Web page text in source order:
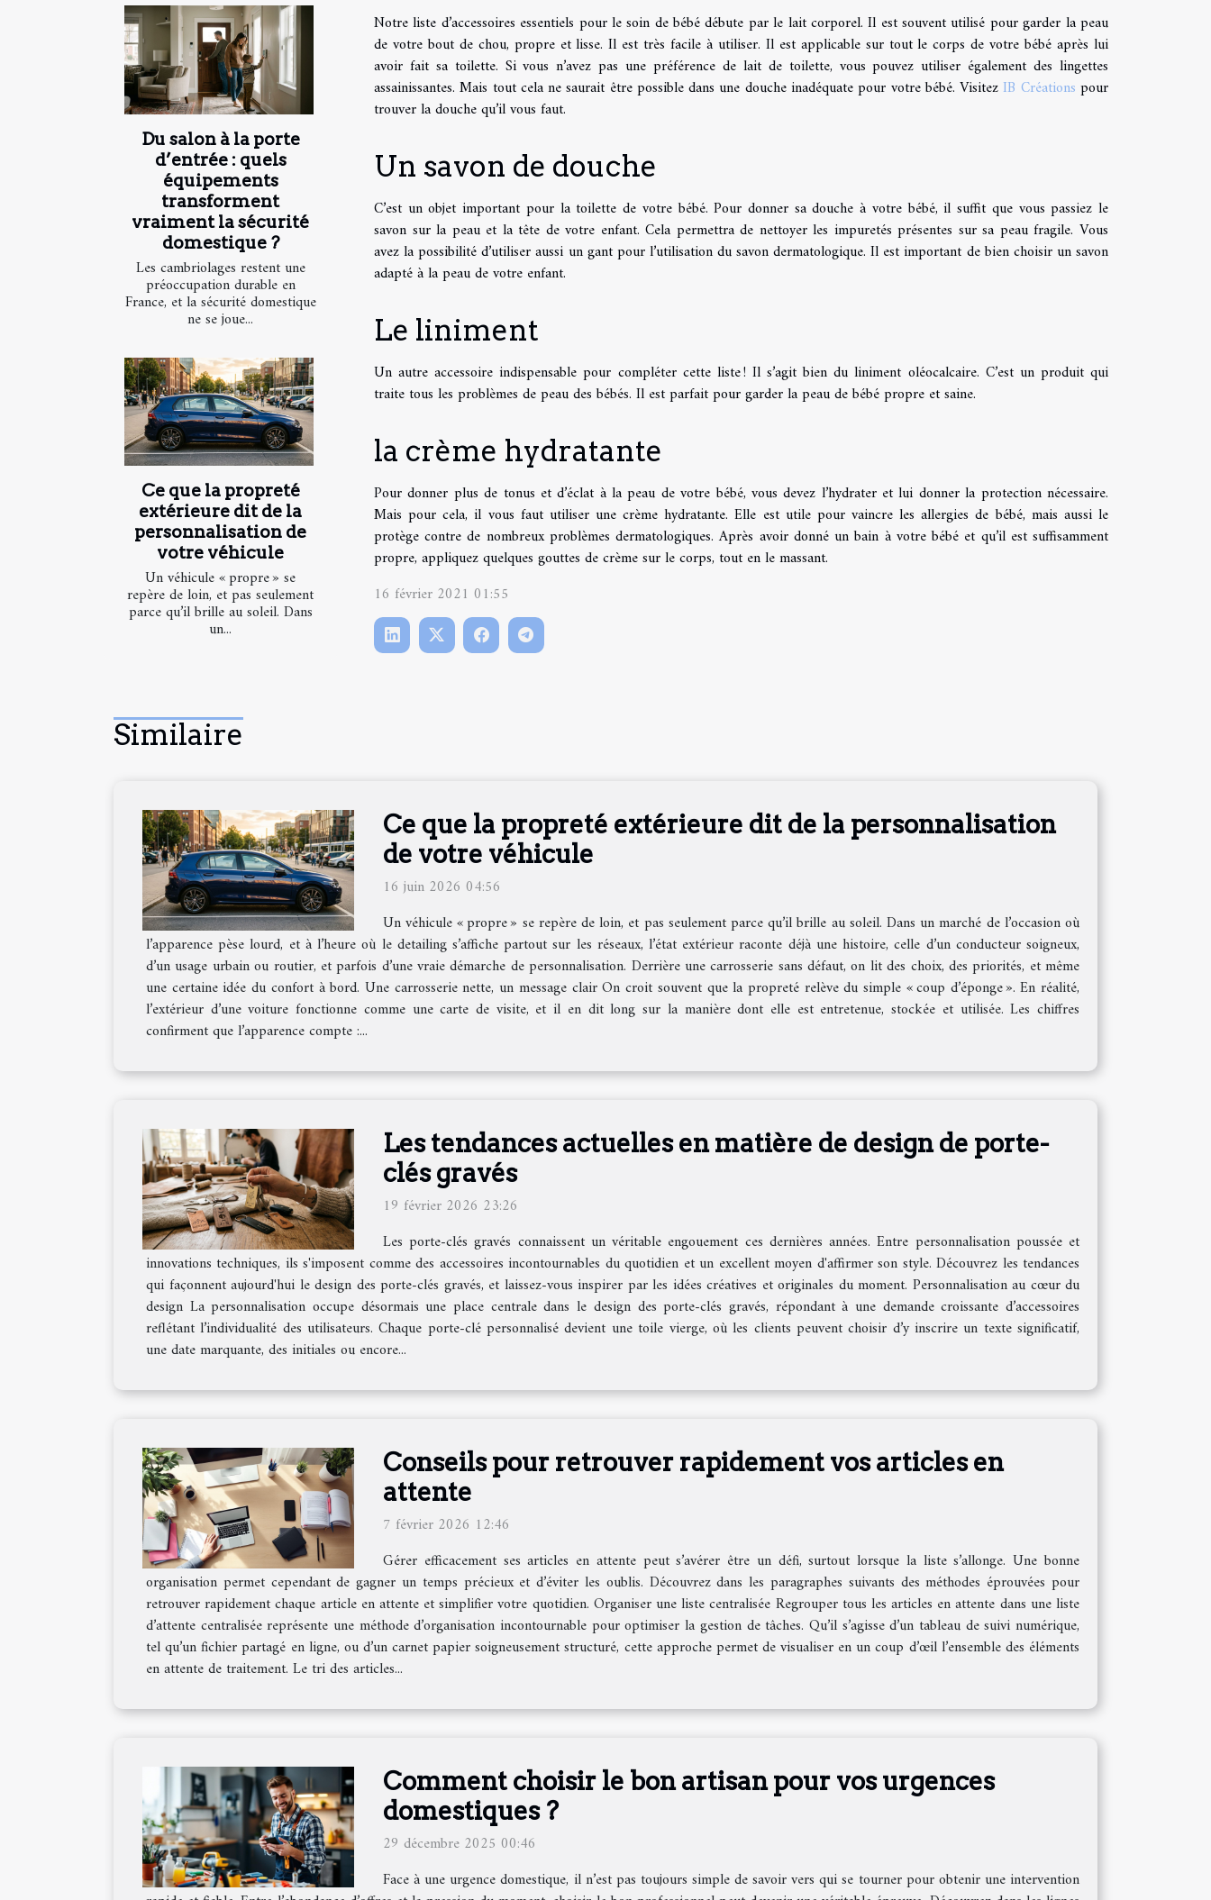
Du salon à la porte
d’entrée : quels
équipements
transforment
vraiment la sécurité
domestique ?
Les cambriolages restent une
préoccupation durable en
France, et la sécurité domestique
ne se joue...
Ce que la propreté
extérieure dit de la
personnalisation de
votre véhicule
Un véhicule « propre » se
repère de loin, et pas seulement
parce qu’il brille au soleil. Dans
un...
Notre liste d’accessoires essentiels pour le soin de bébé débute par le lait corporel. Il est souvent utilisé pour garder la peau
de votre bout de chou, propre et lisse. Il est très facile à utiliser. Il est applicable sur tout le corps de votre bébé après lui
avoir fait sa toilette. Si vous n’avez pas une préférence de lait de toilette, vous pouvez utiliser également des lingettes
assainissantes. Mais tout cela ne saurait être possible dans une douche inadéquate pour votre bébé. VisitezIB Créations pour
trouver la douche qu’il vous faut.
Un savon de douche
C’est un objet important pour la toilette de votre bébé. Pour donner sa douche à votre bébé, il suffit que vous passiez le
savon sur la peau et la tête de votre enfant. Cela permettra de nettoyer les impuretés présentes sur sa peau fragile. Vous
avez la possibilité d’utiliser aussi un gant pour l’utilisation du savon dermatologique. Il est important de bien choisir un savon
adapté à la peau de votre enfant.
Le liniment
Un autre accessoire indispensable pour compléter cette liste ! Il s’agit bien du liniment oléocalcaire. C’est un produit qui
traite tous les problèmes de peau des bébés. Il est parfait pour garder la peau de bébé propre et saine.
la crème hydratante
Pour donner plus de tonus et d’éclat à la peau de votre bébé, vous devez l’hydrater et lui donner la protection nécessaire.
Mais pour cela, il vous faut utiliser une crème hydratante. Elle est utile pour vaincre les allergies de bébé, mais aussi le
protège contre de nombreux problèmes dermatologiques. Après avoir donné un bain à votre bébé et qu’il est suffisamment
propre, appliquez quelques gouttes de crème sur le corps, tout en le massant.
16 février 2021 01:55
Similaire
Ce que la propreté extérieure dit de la personnalisation
de votre véhicule
16 juin 2026 04:56
Un véhicule « propre » se repère de loin, et pas seulement parce qu’il brille au soleil. Dans un marché de l’occasion où
l’apparence pèse lourd, et à l’heure où le detailing s’affiche partout sur les réseaux, l’état extérieur raconte déjà une histoire, celle d’un conducteur soigneux,
d’un usage urbain ou routier, et parfois d’une vraie démarche de personnalisation. Derrière une carrosserie sans défaut, on lit des choix, des priorités, et même
une certaine idée du confort à bord. Une carrosserie nette, un message clair On croit souvent que la propreté relève du simple « coup d’éponge ». En réalité,
l’extérieur d’une voiture fonctionne comme une carte de visite, et il en dit long sur la manière dont elle est entretenue, stockée et utilisée. Les chiffres
confirment que l’apparence compte :...
Les tendances actuelles en matière de design de porte-
clés gravés
19 février 2026 23:26
Les porte-clés gravés connaissent un véritable engouement ces dernières années. Entre personnalisation poussée et
innovations techniques, ils s'imposent comme des accessoires incontournables du quotidien et un excellent moyen d'affirmer son style. Découvrez les tendances
qui façonnent aujourd'hui le design des porte-clés gravés, et laissez-vous inspirer par les idées créatives et originales du moment. Personnalisation au cœur du
design La personnalisation occupe désormais une place centrale dans le design des porte-clés gravés, répondant à une demande croissante d’accessoires
reflétant l’individualité des utilisateurs. Chaque porte-clé personnalisé devient une toile vierge, où les clients peuvent choisir d’y inscrire un texte significatif,
une date marquante, des initiales ou encore...
Conseils pour retrouver rapidement vos articles en
attente
7 février 2026 12:46
Gérer efficacement ses articles en attente peut s’avérer être un défi, surtout lorsque la liste s’allonge. Une bonne
organisation permet cependant de gagner un temps précieux et d’éviter les oublis. Découvrez dans les paragraphes suivants des méthodes éprouvées pour
retrouver rapidement chaque article en attente et simplifier votre quotidien. Organiser une liste centralisée Regrouper tous les articles en attente dans une liste
d’attente centralisée représente une méthode d’organisation incontournable pour optimiser la gestion de tâches. Qu’il s’agisse d’un tableau de suivi numérique,
tel qu’un fichier partagé en ligne, ou d’un carnet papier soigneusement structuré, cette approche permet de visualiser en un coup d’œil l’ensemble des éléments
en attente de traitement. Le tri des articles...
Comment choisir le bon artisan pour vos urgences
domestiques ?
29 décembre 2025 00:46
Face à une urgence domestique, il n’est pas toujours simple de savoir vers qui se tourner pour obtenir une intervention